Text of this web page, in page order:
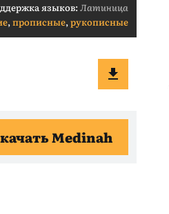
языков:Латиница
,прописные,рукописные
Medinah